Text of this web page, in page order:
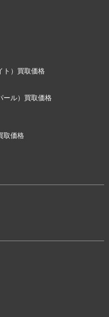
ト）買取価格
ール）買取価格
取価格